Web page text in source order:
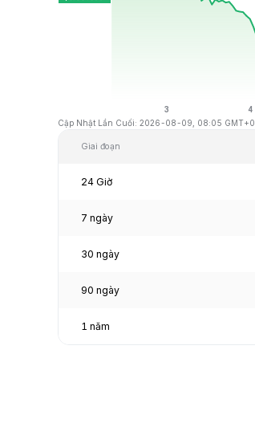
Cập Nhật Lần Cuối: 2026-08-09, 08:05 GMT+0
Giai đoạn
24 Giờ
7 ngày
30 ngày
90 ngày
1 năm